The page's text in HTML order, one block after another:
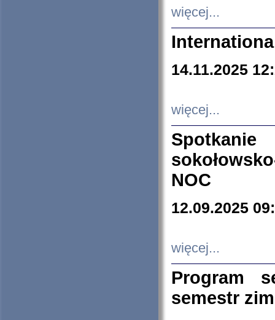
więcej...
14.11.2025
więcej...
NOC
12.09.2025
więcej...
Program
semestr